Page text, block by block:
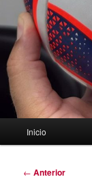
Inicio
Navegación
← Anterior